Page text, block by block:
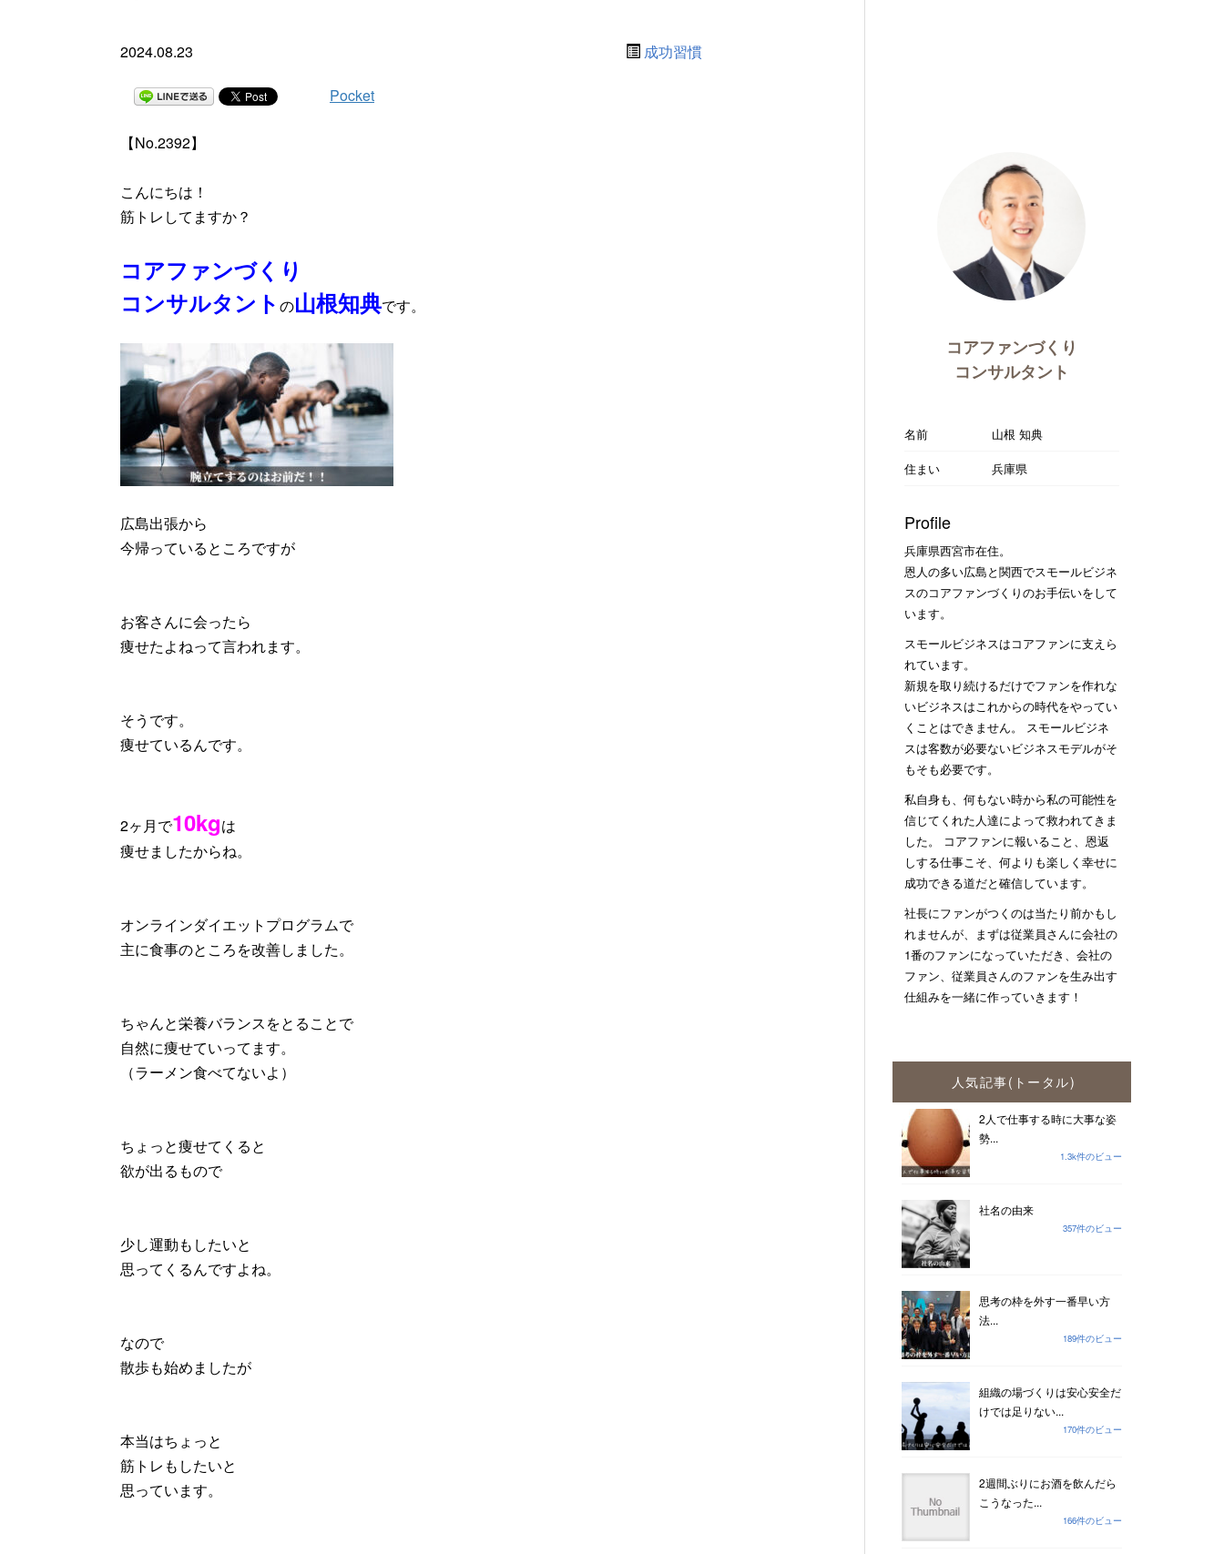
2024.08.23 成功習慣
Pocket
【No.2392】
こんにちは！
筋トレしてますか？
コアファンづくり
コンサルタント の山根知典です。
広島出張から
今帰っているところですが
お客さんに会ったら
痩せたよねって言われます。
そうです。
痩せているんです。
2ヶ月で10kgは
痩せましたからね。
オンラインダイエットプログラムで
主に食事のところを改善しました。
ちゃんと栄養バランスをとることで
自然に痩せていってます。
（ラーメン食べてないよ）
ちょっと痩せてくると
欲が出るもので
少し運動もしたいと
思ってくるんですよね。
なので
散歩も始めましたが
本当はちょっと
筋トレもしたいと
思っています。
コアファンづくり
コンサルタント
名前
山根 知典
住まい
兵庫県
Profile
兵庫県西宮市在住。
恩人の多い広島と関西でスモールビジネ
スのコアファンづくりのお手伝いをして
います。
スモールビジネスはコアファンに支えら
れています。
新規を取り続けるだけでファンを作れな
いビジネスはこれからの時代をやってい
くことはできません。 スモールビジネ
スは客数が必要ないビジネスモデルがそ
もそも必要です。
私自身も、何もない時から私の可能性を
信じてくれた人達によって救われてきま
した。 コアファンに報いること、恩返
しする仕事こそ、何よりも楽しく幸せに
成功できる道だと確信しています。
社長にファンがつくのは当たり前かもし
れませんが、まずは従業員さんに会社の
1番のファンになっていただき、会社の
ファン、従業員さんのファンを生み出す
仕組みを一緒に作っていきます！
人気記事(トータル)
2人で仕事する時に大事な姿
勢...
1.3k件のビュー
社名の由来
357件のビュー
思考の枠を外す一番早い方
法...
189件のビュー
組織の場づくりは安心安全だ
けでは足りない...
170件のビュー
2週間ぶりにお酒を飲んだら
こうなった...
166件のビュー